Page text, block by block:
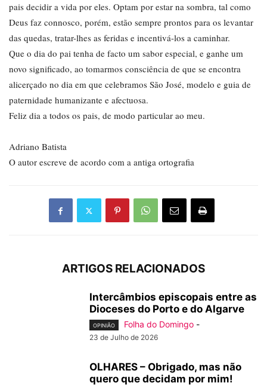
pais decidir a vida por eles. Optam por estar na sombra, tal como
Deus faz connosco, porém, estão sempre prontos para os levantar
das quedas, tratar-lhes as feridas e incentivá-los a caminhar.
Que o dia do pai tenha de facto um sabor especial, e ganhe um
novo significado, ao tomarmos consciência de que se encontra
alicerçado no dia em que celebramos São José, modelo e guia de
paternidade humanizante e afectuosa.
Feliz dia a todos os pais, de modo particular ao meu.
Adriano Batista
O autor escreve de acordo com a antiga ortografia
ARTIGOS RELACIONADOS
Intercâmbios episcopais entre as
Dioceses do Porto e do Algarve
OPINIÃO Folha do Domingo -
23 de Julho de 2026
OLHARES – Obrigado, mas não
quero que decidam por mim!